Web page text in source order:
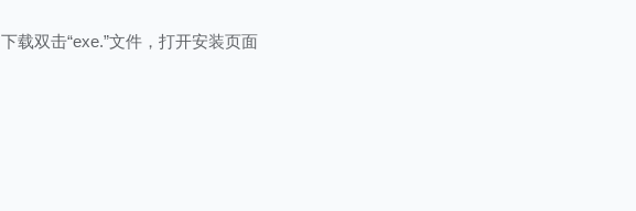
下载双击“exe.”文件，打开安装页面